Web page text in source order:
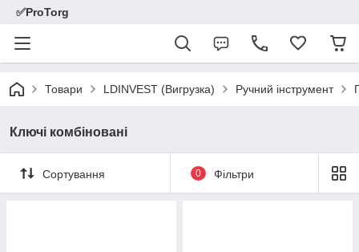
✅ProTorg
Товари LDINVEST (Вигрузка) Ручний інструмент
Ключі комбіновані
Сортування 0 Фільтри